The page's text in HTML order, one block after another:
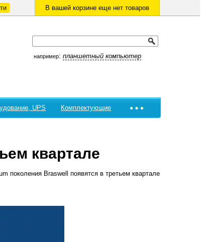
В вашей корзине еще нет товаров
например: планшетный компьютер
UPS Комплектующие
квартале